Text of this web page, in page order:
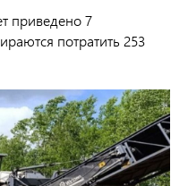
приведено 7
потратить 253